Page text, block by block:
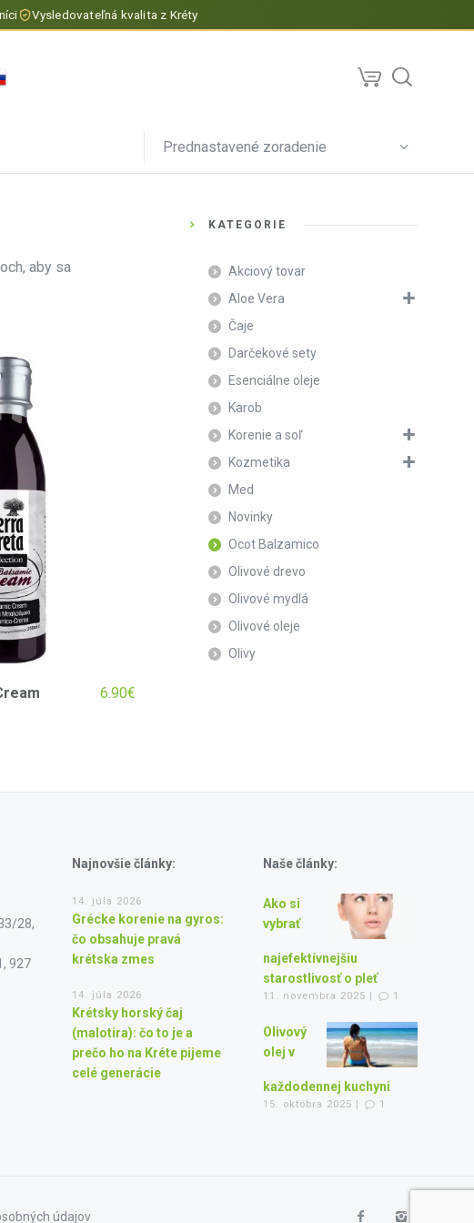
Vysledovateľná kvalita z Kréty
Prednastavené zoradenie
aby sa
6.90€
KATEGÓRIE
Akciový tovar
Aloe Vera
Čaje
Darčekové sety
Esenciálne oleje
Karob
Korenie a soľ
Kozmetika
Med
Novinky
Ocot Balzamico
Olivové drevo
Olivové mydlá
Olivové oleje
Olivy
28,
927
Najnovšie články:
14. júla 2026
Grécke korenie na gyros:
čo obsahuje pravá
krétska zmes
14. júla 2026
Krétsky horský čaj
(malotira): čo to je a
prečo ho na Kréte pijeme
celé generácie
Naše články:
Ako si
vybrať
najefektívnejšiu
starostlivosť o pleť
11. novembra 2025 | 1
Olivový
olej v
každodennej kuchyni
15. októbra 2025 | 1
údajov